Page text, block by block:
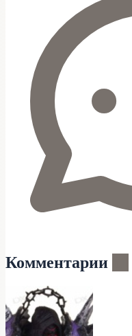
Комментарии